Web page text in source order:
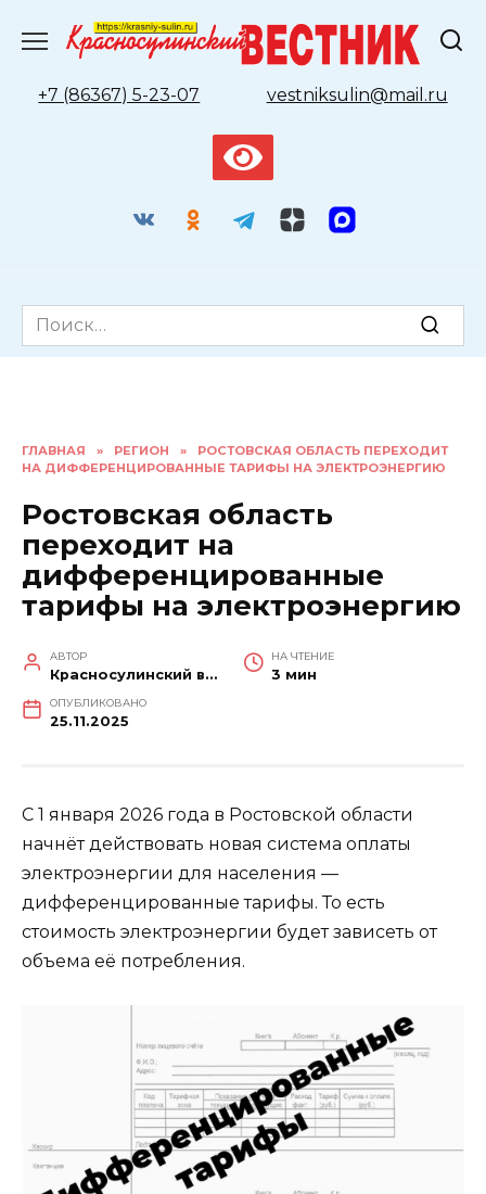
содержанию
+7 (86367) 5-23-07
vestniksulin@mail.ru
Search
for:
ГЛАВНАЯ » РЕГИОН »
РОСТОВСКАЯ ОБЛАСТЬ ПЕРЕХОДИТ
НА ДИФФЕРЕНЦИРОВАННЫЕ ТАРИФЫ НА ЭЛЕКТРОЭНЕРГИЮ
Ростовская область
переходит на
дифференцированные
тарифы на электроэнергию
АВТОР
Красносулинский вестник
НА ЧТЕНИЕ
3 мин
ОПУБЛИКОВАНО
25.11.2025
С 1 января 2026 года в Ростовской области
начнёт действовать новая система оплаты
электроэнергии для населения —
дифференцированные тарифы. То есть
стоимость электроэнергии будет зависеть от
объема её потребления.